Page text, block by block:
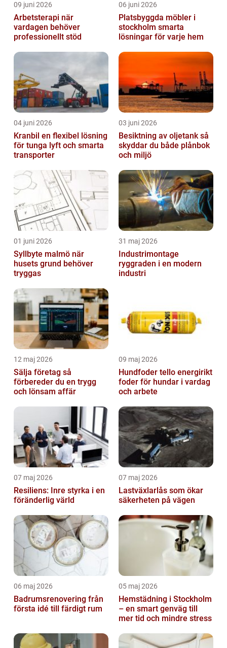
09 juni 2026
Arbetsterapi när
vardagen behöver
professionellt stöd
06 juni 2026
Platsbyggda möbler i
stockholm smarta
lösningar för varje hem
04 juni 2026
Kranbil en flexibel lösning
för tunga lyft och smarta
transporter
03 juni 2026
Besiktning av oljetank så
skyddar du både plånbok
och miljö
01 juni 2026
Syllbyte malmö när
husets grund behöver
tryggas
31 maj 2026
Industrimontage
ryggraden i en modern
industri
12 maj 2026
Sälja företag så
förbereder du en trygg
och lönsam affär
09 maj 2026
Hundfoder tello energirikt
foder för hundar i vardag
och arbete
07 maj 2026
Resiliens: Inre styrka i en
föränderlig värld
07 maj 2026
Lastväxlarlås som ökar
säkerheten på vägen
06 maj 2026
Badrumsrenovering från
första idé till färdigt rum
05 maj 2026
Hemstädning i Stockholm
– en smart genväg till
mer tid och mindre stress